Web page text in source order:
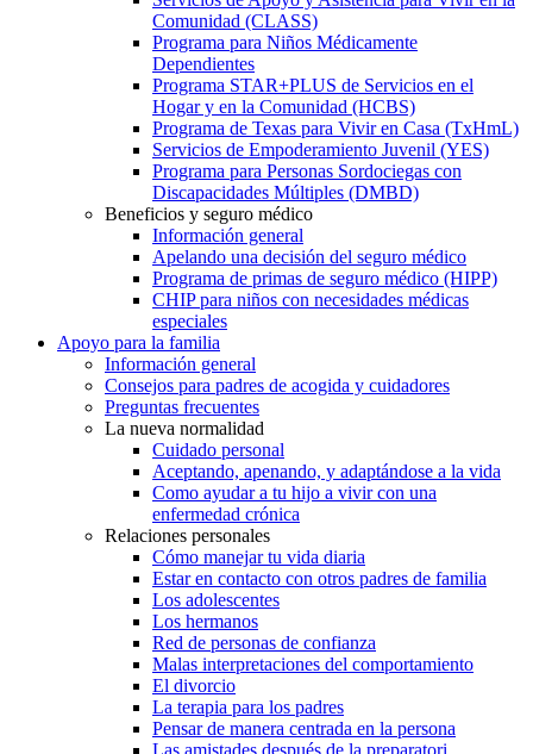
Comunidad (CLASS)
Programa para Niños Médicamente
Dependientes
Programa STAR+PLUS de Servicios en el
Hogar y en la Comunidad (HCBS)
Programa de Texas para Vivir en Casa (TxHmL)
Servicios de Empoderamiento Juvenil (YES)
Programa para Personas Sordociegas con
Discapacidades Múltiples (DMBD)
Beneficios y seguro médico
Información general
Apelando una decisión del seguro médico
Programa de primas de seguro médico (HIPP)
CHIP para niños con necesidades médicas
especiales
Apoyo para la familia
Información general
Consejos para padres de acogida y cuidadores
Preguntas frecuentes
La nueva normalidad
Cuidado personal
Aceptando, apenando, y adaptándose a la vida
Como ayudar a tu hijo a vivir con una
enfermedad crónica
Relaciones personales
Cómo manejar tu vida diaria
Estar en contacto con otros padres de familia
Los adolescentes
Los hermanos
Red de personas de confianza
Malas interpretaciones del comportamiento
El divorcio
La terapia para los padres
Pensar de manera centrada en la persona
Las amistades después de la preparatori